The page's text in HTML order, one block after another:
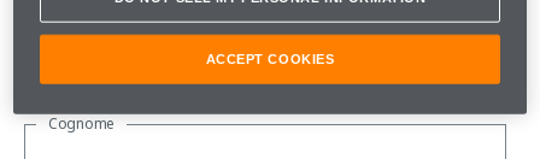
Nome
Cognome
ACCEPT COOKIES